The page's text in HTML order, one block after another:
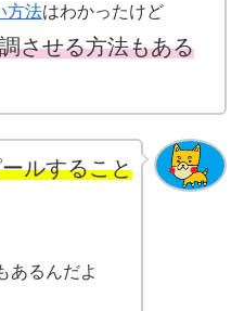
方法はわかったけど
させる方法もある
ルすること
あるんだよ